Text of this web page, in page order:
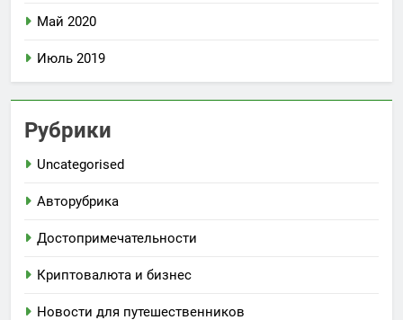
Май 2020
Июль 2019
Рубрики
Uncategorised
Авторубрика
Достопримечательности
Криптовалюта и бизнес
Новости для путешественников